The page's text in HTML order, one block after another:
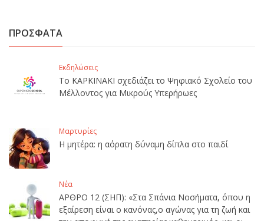
ΠΡΟΣΦΑΤΑ
Εκδηλώσεις
Το ΚΑΡΚΙΝΑΚΙ σχεδιάζει το Ψηφιακό Σχολείο του
Μέλλοντος για Μικρούς Υπερήρωες
Μαρτυρίες
Η μητέρα: η αόρατη δύναμη δίπλα στο παιδί
Νέα
ΑΡΘΡΟ 12 (ΣΗΠ): «Στα Σπάνια Νοσήματα, όπου η
εξαίρεση είναι ο κανόνας,ο αγώνας για τη ζωή και